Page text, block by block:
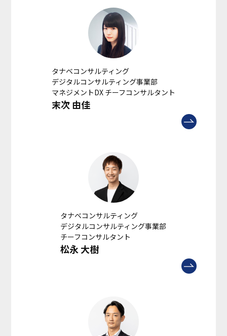
タナベコンサルティング
デジタルコンサルティング事業部
マネジメントDX チーフコンサルタント
末次 由佳
タナベコンサルティング
デジタルコンサルティング事業部
チーフコンサルタント
松永 大樹